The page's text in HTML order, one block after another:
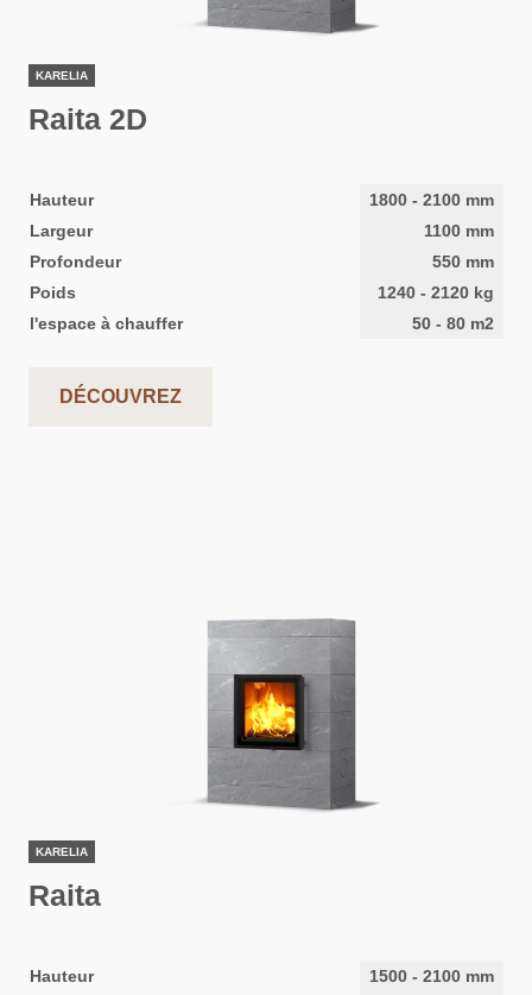
KARELIA
Raita 2D
Hauteur 1800 - 2100 mm
Largeur
1100 mm
Profondeur
550 mm
Poids
1240 - 2120 kg
l'espace à chauffer
50 - 80 m2
DÉCOUVREZ
KARELIA
Raita
Hauteur 1500 - 2100 mm